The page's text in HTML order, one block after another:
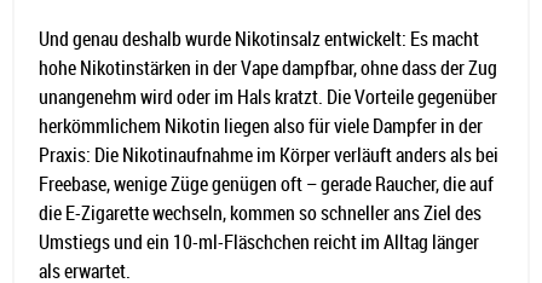
Und genau deshalb wurde Nikotinsalz entwickelt: Es macht
hohe Nikotinstärken in der Vape dampfbar, ohne dass der Zug
unangenehm wird oder im Hals kratzt. Die Vorteile gegenüber
herkömmlichem Nikotin liegen also für viele Dampfer in der
Praxis: Die Nikotinaufnahme im Körper verläuft anders als bei
Freebase, wenige Züge genügen oft – gerade Raucher, die auf
die E-Zigarette wechseln, kommen so schneller ans Ziel des
Umstiegs und ein 10-ml-Fläschchen reicht im Alltag länger
als erwartet.